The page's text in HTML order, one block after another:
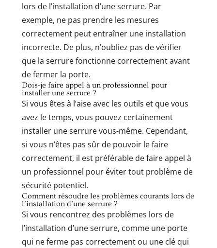
lors de l’installation d’une serrure. Par
exemple, ne pas prendre les mesures
correctement peut entraîner une installation
incorrecte. De plus, n’oubliez pas de vérifier
que la serrure fonctionne correctement avant
de fermer la porte.
Dois-je faire appel à un professionnel pour
installer une serrure ?
Si vous êtes à l’aise avec les outils et que vous
avez le temps, vous pouvez certainement
installer une serrure vous-même. Cependant,
si vous n’êtes pas sûr de pouvoir le faire
correctement, il est préférable de faire appel à
un professionnel pour éviter tout problème de
sécurité potentiel.
Comment résoudre les problèmes courants lors de
l’installation d’une serrure ?
Si vous rencontrez des problèmes lors de
l’installation d’une serrure, comme une porte
qui ne ferme pas correctement ou une clé qui